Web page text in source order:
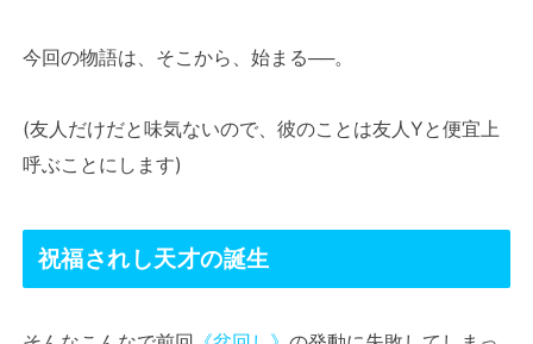
今回の物語は、そこから、始まる──。
(友人だけだと味気ないので、彼のことは友人Yと便宜上
呼ぶことにします)
祝福されし天才の誕生